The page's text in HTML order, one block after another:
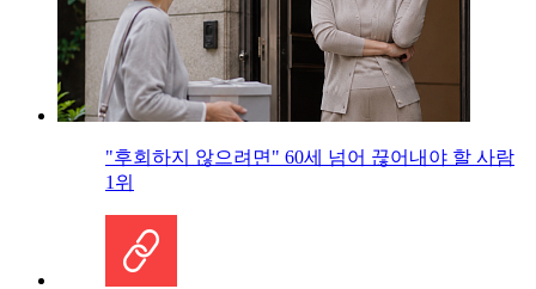
"후회하지 않으려면" 60세 넘어 끊어내야 할 사람
1위